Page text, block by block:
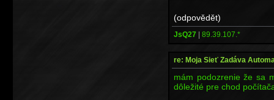
(odpovědět)
JsQ27 | 89.39.107.*
re: Moja Sieť Zadáva
mám podozrenie že sa
dôležité pre chod